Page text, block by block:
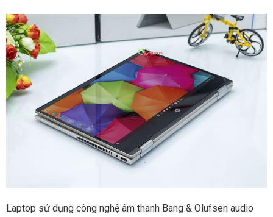
Laptop sử dụng công nghệ âm thanh Bang & Olufsen audio